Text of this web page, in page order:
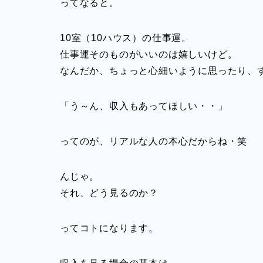
ってなると。
10室（10ハウス）の仕事運。
仕事運そのものがいいのは嬉しいけど。
なんだか、ちょっと心細いように思ったり、
「う～ん、収入もあってほしい・・」
ってのが、リアルな人の本心だからね・笑
んじゃ。
それ、どう見るのか？
ってコトになります。